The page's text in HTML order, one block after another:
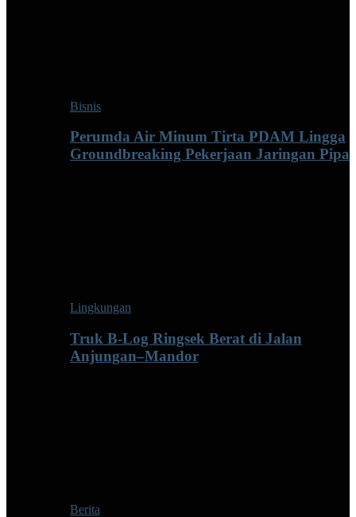
Bisnis
Perumda Air Minum Tirta PDAM Lingga
Groundbreaking Pekerjaan Jaringan Pipa
Lingkungan
Truk B-Log Ringsek Berat di Jalan
Anjungan–Mandor
Berita